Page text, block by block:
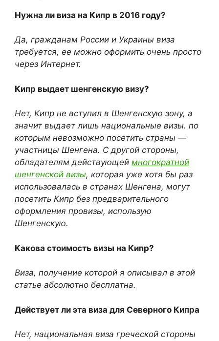
Нужна ли виза на Кипр в 2016 году?
Да, гражданам России и Украины виза
требуется, ее можно оформить очень просто
через Интернет.
Кипр выдает шенгенскую визу?
Нет, Кипр не вступил в Шенгенскую зону, а
значит выдает лишь национальные визы. по
которым невозможно посетить страны —
участницы Шенгена. С другой стороны,
обладателям действующей многократной
шенгенской визы, которая уже хотя бы раз
использовалась в странах Шенгена, могут
посетить Кипр без предварительного
оформления провизы, использую
Шенгенскую.
Какова стоимость визы на Кипр?
Виза, получение которой я описывал в этой
статье абсолютно бесплатна.
Действует ли эта виза для Северного Кипра
Нет, национальная виза греческой стороны